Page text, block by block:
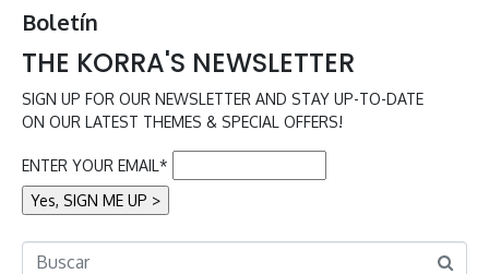
Boletín
THE KORRA'S NEWSLETTER
SIGN UP FOR OUR NEWSLETTER AND STAY UP-TO-DATE
ON OUR LATEST THEMES & SPECIAL OFFERS!
ENTER YOUR EMAIL*